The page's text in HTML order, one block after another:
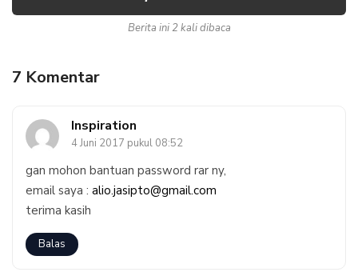
Berita ini 2 kali dibaca
7 Komentar
Inspiration
4 Juni 2017 pukul 08:52
gan mohon bantuan password rar ny,
email saya : alio.jasipto@gmail.com
terima kasih
Balas